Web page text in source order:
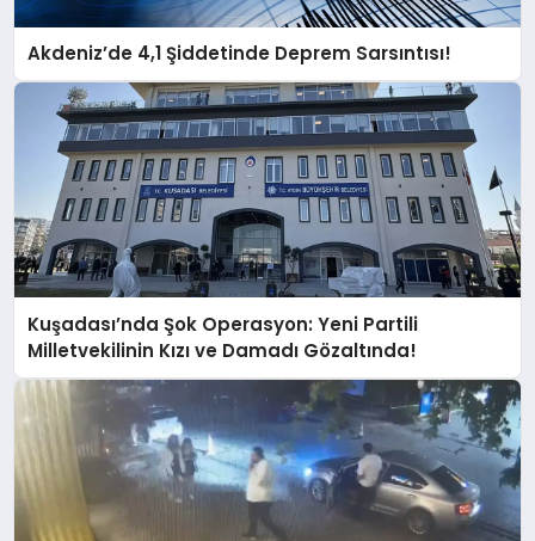
Akdeniz’de 4,1 Şiddetinde Deprem Sarsıntısı!
Kuşadası’nda Şok Operasyon: Yeni Partili
Milletvekilinin Kızı ve Damadı Gözaltında!